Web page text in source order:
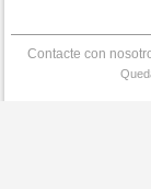
Contacte con